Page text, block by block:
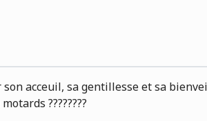
acceuil, sa gentillesse et sa
????????